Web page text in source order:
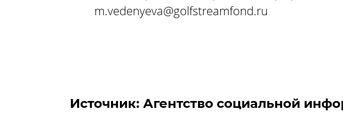
m.vedenyeva@golfstreamfond.ru
Источник: Агентство социальной